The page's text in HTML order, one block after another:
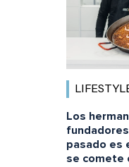
Los
pasado es
se comete